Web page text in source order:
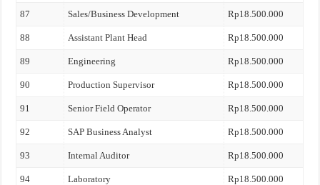
87 Sales/Business Development Rp18.500.000
88 Assistant Plant Head Rp18.500.000
89 Engineering Rp18.500.000
90 Production Supervisor Rp18.500.000
91 Senior Field Operator Rp18.500.000
92 SAP Business Analyst Rp18.500.000
93 Internal Auditor Rp18.500.000
94 Laboratory Rp18.500.000